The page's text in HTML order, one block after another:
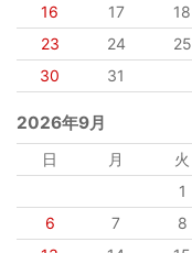
16
17 18
23
24 25
30
31
2026年9月
日 月 火
1
6
7 8